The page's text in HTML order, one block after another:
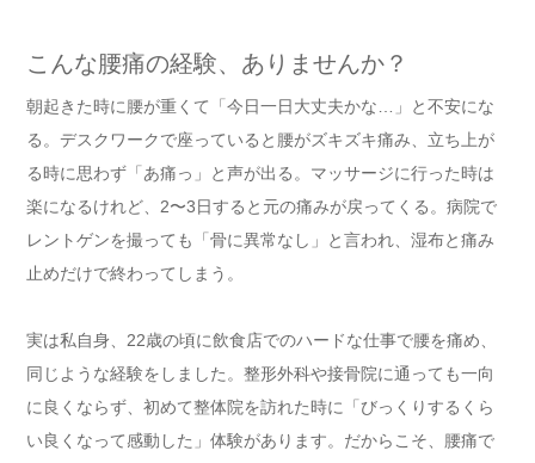
こんな腰痛の経験、ありませんか？
朝起きた時に腰が重くて「今日一日大丈夫かな…」と不安にな
る。デスクワークで座っていると腰がズキズキ痛み、立ち上が
る時に思わず「あ痛っ」と声が出る。マッサージに行った時は
楽になるけれど、2〜3日すると元の痛みが戻ってくる。病院で
レントゲンを撮っても「骨に異常なし」と言われ、湿布と痛み
止めだけで終わってしまう。
実は私自身、22歳の頃に飲食店でのハードな仕事で腰を痛め、
同じような経験をしました。整形外科や接骨院に通っても一向
に良くならず、初めて整体院を訪れた時に「びっくりするくら
い良くなって感動した」体験があります。だからこそ、腰痛で